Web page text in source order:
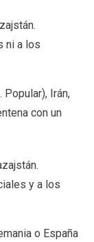
ni a los
Irán,
con un
y a los
o España